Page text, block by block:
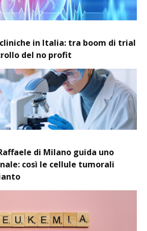
in Italia: tra boom di trial
del no profit
di Milano guida uno
così le cellule tumorali